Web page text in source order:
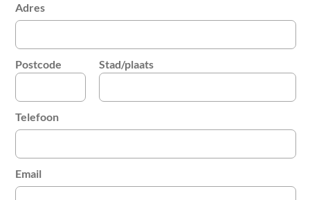
Adres
Postcode Stad/plaats
Telefoon
Email